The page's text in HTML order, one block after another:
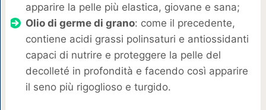
apparire la pelle più elastica, giovane e sana;
Olio di germe di grano: come il precedente,
contiene acidi grassi polinsaturi e antiossidanti
capaci di nutrire e proteggere la pelle del
decolleté in profondità e facendo così apparire
il seno più rigoglioso e turgido.